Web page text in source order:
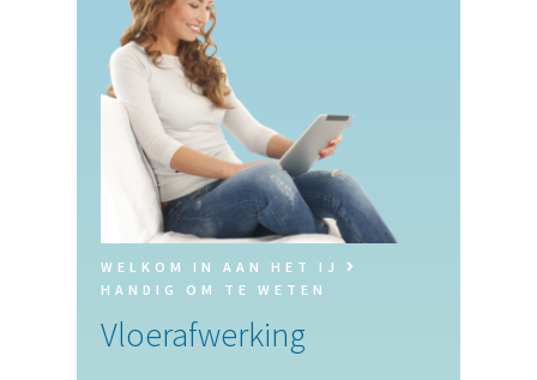
WELKOM IN AAN HET IJ
HANDIG OM TE WETEN
Vloerafwerking